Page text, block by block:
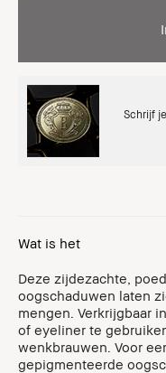
Schrijf
Wat is het
Deze zijdezachte,
oogschaduwen laten
mengen. Verkrijgbaar
of eyeliner te
wenkbrauwen. Voor
gepigmenteerde